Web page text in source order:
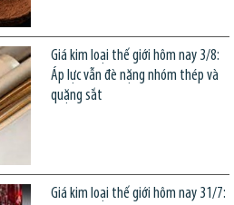
Giá kim loại thế giới hôm nay 3/8:
Áp lực vẫn đè nặng nhóm thép và
quặng sắt
Giá kim loại thế giới hôm nay 31/7: